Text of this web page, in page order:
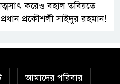
করেও বহাল তবিয়তে
প্রকৌশলী সাইদুর রহমান!
করছেন না চুক্তিভিত্তিক
আমাদের পরিবার